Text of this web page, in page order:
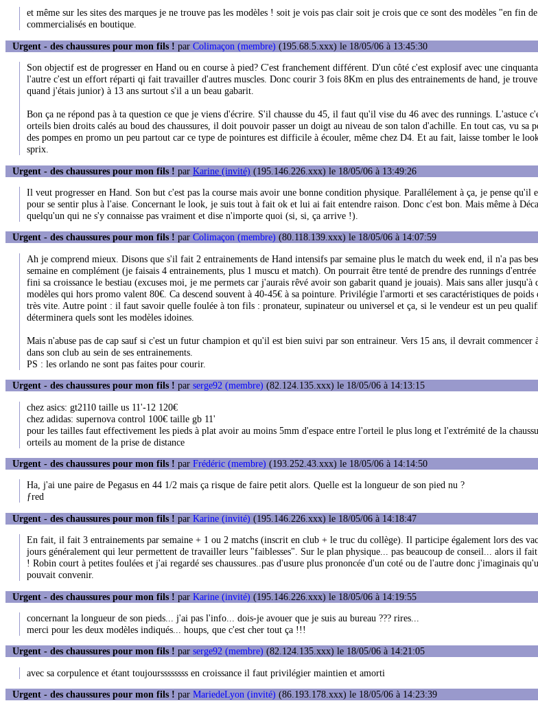
et même sur les sites des marques je ne trouve pas les modèles ! soit je vois pas clair soit je crois que ce sont des modèles "en fin
commercialisés en boutique.
Urgent - des chaussures pour mon fils ! par Colimaçon (membre) (195.68.5.xxx) le 18/05/06 à 13:45:30
Son objectif est de progresser en Hand ou en course à pied? C'est franchement différent. D'un côté c'est explosif avec une
l'autre c'est un effort réparti qi fait travailler d'autres muscles. Donc courir 3 fois 8Km en plus des entrainements de hand, je
quand j'étais junior) à 13 ans surtout s'il a un beau gabarit.
Bon ça ne répond pas à ta question ce que je viens d'écrire. S'il chausse du 45, il faut qu'il vise du 46 avec des runnings. L'astuce
orteils bien droits calés au boud des chaussures, il doit pouvoir passer un doigt au niveau de son talon d'achille. En tout cas, vu
des pompes en promo un peu partout car ce type de pointures est difficile à écouler, même chez D4. Et au fait, laisse tomber le
sprix.
Urgent - des chaussures pour mon fils ! par Karine (invité) (195.146.226.xxx) le 18/05/06 à 13:49:26
Il veut progresser en Hand. Son but c'est pas la course mais avoir une bonne condition physique. Parallélement à ça, je pense qu'il
pour se sentir plus à l'aise. Concernant le look, je suis tout à fait ok et lui ai fait entendre raison. Donc c'est bon. Mais même à
quelqu'un qui ne s'y connaisse pas vraiment et dise n'importe quoi (si, si, ça arrive !).
Urgent - des chaussures pour mon fils ! par Colimaçon (membre) (80.118.139.xxx) le 18/05/06 à 14:07:59
Ah je comprend mieux. Disons que s'il fait 2 entrainements de Hand intensifs par semaine plus le match du week end, il n'a pas
semaine en complément (je faisais 4 entrainements, plus 1 muscu et match). On pourrait être tenté de prendre des runnings
fini sa croissance le bestiau (excuses moi, je me permets car j'aurais rêvé avoir son gabarit quand je jouais). Mais sans aller jusqu'à
modèles qui hors promo valent 80€. Ca descend souvent à 40-45€ à sa pointure. Privilégie l'armorti et ses caractéristiques de
très vite. Autre point : il faut savoir quelle foulée à ton fils : pronateur, supinateur ou universel et ça, si le vendeur est un peu
déterminera quels sont les modèles idoines.
Mais n'abuse pas de cap sauf si c'est un futur champion et qu'il est bien suivi par son entraineur. Vers 15 ans, il devrait
dans son club au sein de ses entrainements.
PS : les orlando ne sont pas faites pour courir.
Urgent - des chaussures pour mon fils ! par serge92 (membre) (82.124.135.xxx) le 18/05/06 à 14:13:15
chez asics: gt2110 taille us 11'-12 120€
chez adidas: supernova control 100€ taille gb 11'
pour les tailles faut effectivement les pieds à plat avoir au moins 5mm d'espace entre l'orteil le plus long et l'extrémité de la
orteils au moment de la prise de distance
Urgent - des chaussures pour mon fils ! par Frédéric (membre) (193.252.43.xxx) le 18/05/06 à 14:14:50
Ha, j'ai une paire de Pegasus en 44 1/2 mais ça risque de faire petit alors. Quelle est la longueur de son pied nu ?
ƒred
Urgent - des chaussures pour mon fils ! par Karine (invité) (195.146.226.xxx) le 18/05/06 à 14:18:47
En fait, il fait 3 entrainements par semaine + 1 ou 2 matchs (inscrit en club + le truc du collège). Il participe également lors des
jours généralement qui leur permettent de travailler leurs "faiblesses". Sur le plan physique... pas beaucoup de conseil... alors il
! Robin court à petites foulées et j'ai regardé ses chaussures..pas d'usure plus prononcée d'un coté ou de l'autre donc j'imaginais
pouvait convenir.
Urgent - des chaussures pour mon fils ! par Karine (invité) (195.146.226.xxx) le 18/05/06 à 14:19:55
concernant la longueur de son pieds... j'ai pas l'info... dois-je avouer que je suis au bureau ??? rires...
merci pour les deux modèles indiqués... houps, que c'est cher tout ça !!!
Urgent - des chaussures pour mon fils ! par serge92 (membre) (82.124.135.xxx) le 18/05/06 à 14:21:05
avec sa corpulence et étant toujourssssssss en croissance il faut privilégier maintien et amorti
Urgent - des chaussures pour mon fils ! par MariedeLyon (invité) (86.193.178.xxx) le 18/05/06 à 14:23:39